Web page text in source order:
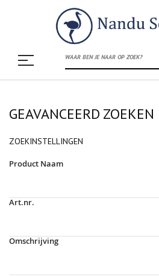
GEAVANCEERD ZOEKEN
ZOEKINSTELLINGEN
Product Naam
Art.nr.
Omschrijving